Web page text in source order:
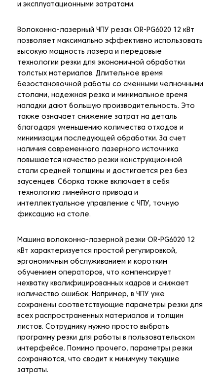
и эксплуатационными затратами.
Волоконно-лазерный ЧПУ резак OR-PG6020 12 кВт
позволяет максимально эффективно использовать
высокую мощность лазера и передовые
технологии резки для экономичной обработки
толстых материалов. Длительное время
безостановочной работы со сменными челночными
столами, надежная резка и минимальное время
наладки дают большую производительность. Это
также означает снижение затрат на деталь
благодаря уменьшению количества отходов и
минимизации последующей обработки. За счет
наличия современного лазерного источника
повышается качество резки конструкционной
стали средней толщины и достигается рез без
заусенцев. Сборка также включает в себя
технологию линейного привода и
интеллектуальное управление с ЧПУ, точную
фиксацию на столе.
Машина волоконно-лазерной резки OR-PG6020 12
кВт характеризуется простой регулировкой,
эргономичным обслуживанием и коротким
обучением операторов, что компенсирует
нехватку квалифицированных кадров и снижает
количество ошибок. Например, в ЧПУ уже
сохранены соответствующие параметры резки для
всех распространенных материалов и толщин
листов. Сотруднику нужно просто выбрать
программу резки для работы в пользовательском
интерфейсе. Помимо прочего, параметры резки
сохраняются, что сводит к минимуму текущие
затраты.